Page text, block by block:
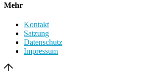
Mehr
Kontakt
Satzung
Datenschutz
Impressum